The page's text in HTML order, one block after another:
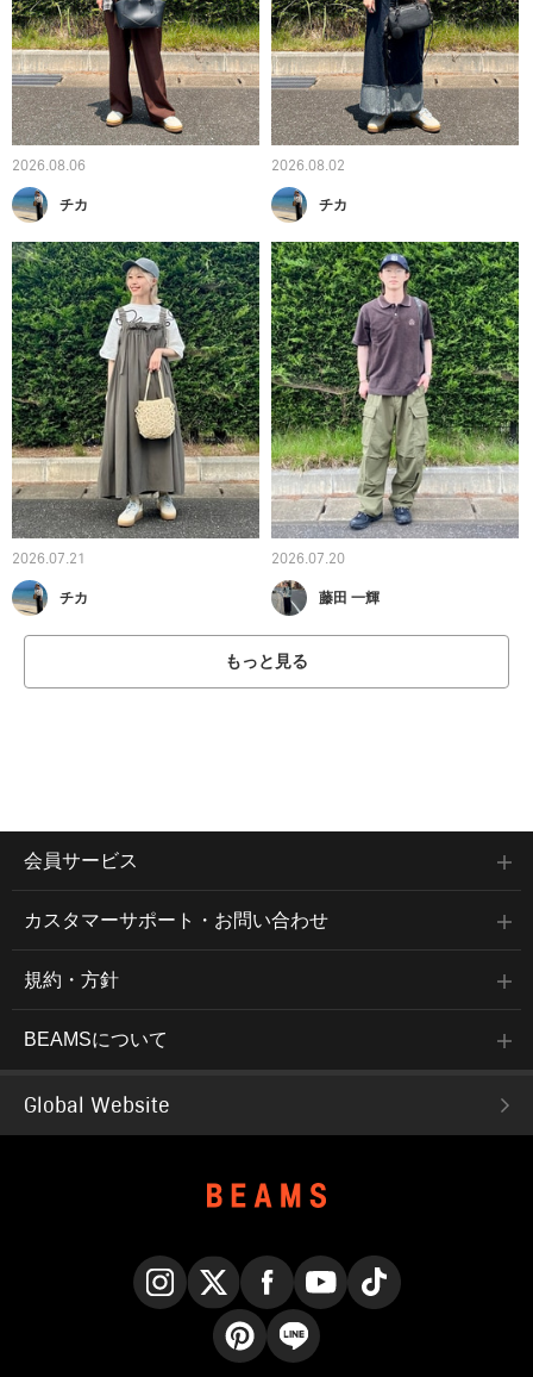
2026.08.06
チカ
2026.08.02
チカ
2026.07.21
チカ
2026.07.20
藤田 一輝
もっと見る
会員サービス
カスタマーサポート・お問い合わせ
規約・方針
BEAMSについて
Global Website